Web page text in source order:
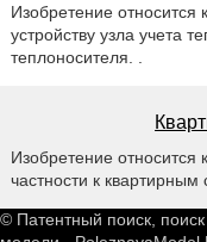
Изобретение относится
устройству узла учета
теплоносителя. .
Изобретение относится
частности к квартирным
© Патентный поиск,